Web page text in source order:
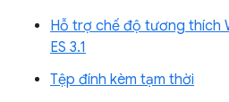
Hỗ trợ chế độ tương thích
ES 3.1
Tệp đính kèm tạm thời